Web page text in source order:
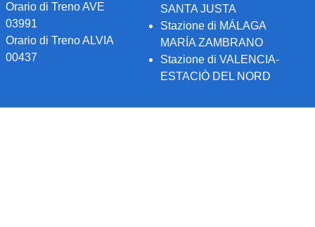
Orario di Treno AVE
03991
Orario di Treno ALVIA
00437
SANTA JUSTA
Stazione di MÁLAGA
MARÍA ZAMBRANO
Stazione di VALENCIA-
ESTACIÒ DEL NORD